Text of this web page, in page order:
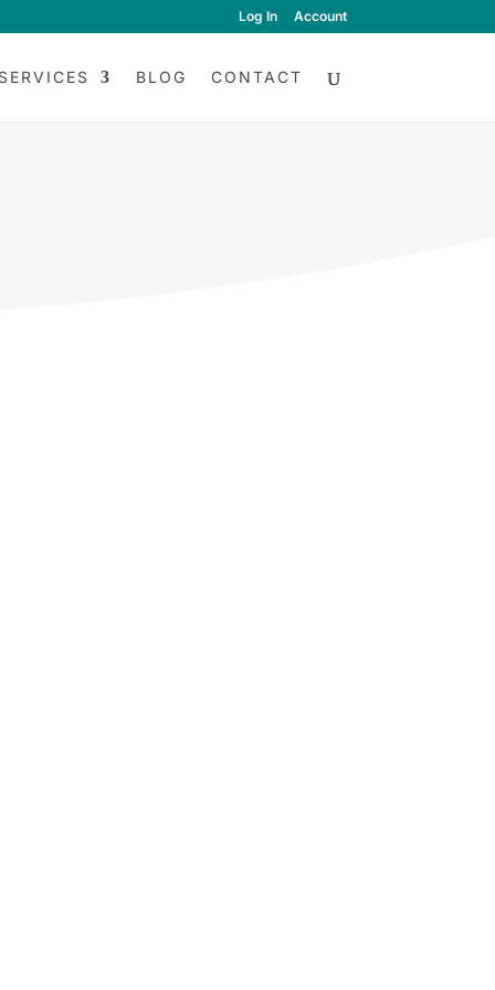
Log In Account
BLOG CONTACT